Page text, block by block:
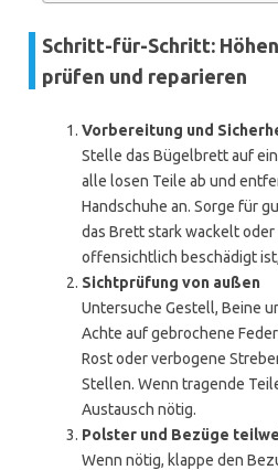
Schritt-für-Schritt:
prüfen und reparieren
Vorbereitung und
Stelle das Bügelbrett auf
alle losen Teile ab und
Handschuhe an. Sorge für
das Brett stark wackelt oder
offensichtlich beschädigt
Sichtprüfung von außen
Untersuche Gestell, Beine
Achte auf gebrochene
Rost oder verbogene
Stellen. Wenn tragende
Austausch nötig.
Polster und Bezüge
Wenn nötig, klappe den